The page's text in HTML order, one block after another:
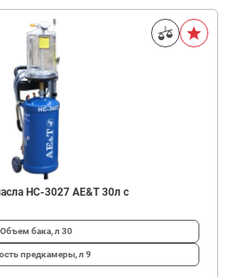
HC-3027 AE&T 30л с
Объем бака, л 30
предкамеры, л 9